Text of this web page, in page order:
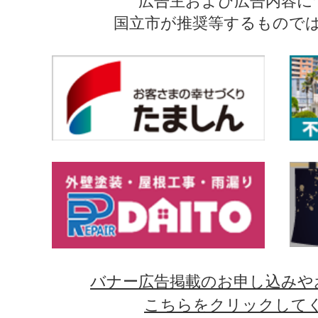
国立市が推奨等するもので
バナー広告掲載のお申し込み
こちらをクリックして